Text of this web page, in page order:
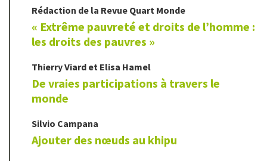
Rédaction de la Revue Quart Monde
« Extrême pauvreté et droits de l’homme :
les droits des pauvres »
ThierryViard et Elisa Hamel
De vraies participations à travers le
monde
Silvio Campana
Ajouter des nœuds au khipu